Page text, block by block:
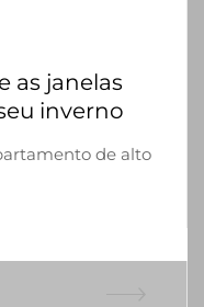
as janelas
inverno
de alto